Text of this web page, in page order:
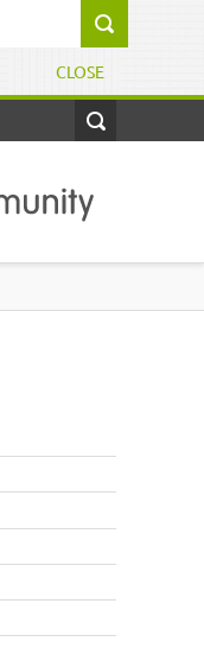
CLOSE